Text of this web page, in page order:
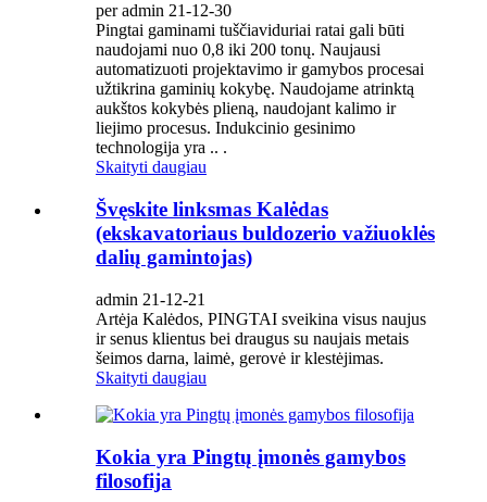
per admin 21-12-30
Pingtai gaminami tuščiaviduriai ratai gali būti
naudojami nuo 0,8 iki 200 tonų. Naujausi
automatizuoti projektavimo ir gamybos procesai
užtikrina gaminių kokybę. Naudojame atrinktą
aukštos kokybės plieną, naudojant kalimo ir
liejimo procesus. Indukcinio gesinimo
technologija yra .. .
Skaityti daugiau
Švęskite linksmas Kalėdas
(ekskavatoriaus buldozerio važiuoklės
dalių gamintojas)
admin 21-12-21
Artėja Kalėdos, PINGTAI sveikina visus naujus
ir senus klientus bei draugus su naujais metais
šeimos darna, laimė, gerovė ir klestėjimas.
Skaityti daugiau
Kokia yra Pingtų įmonės gamybos
filosofija